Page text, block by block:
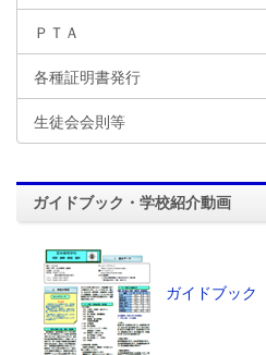
ＰＴＡ
各種証明書発行
生徒会会則等
ガイドブック・学校紹介動画
ガイドブック